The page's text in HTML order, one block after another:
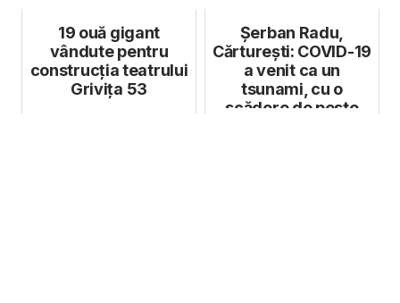
19 ouă gigant
vândute pentru
construcția teatrului
Grivița 53
Șerban Radu,
Cărturești: COVID-19
a venit ca un
tsunami, cu o
scădere de peste